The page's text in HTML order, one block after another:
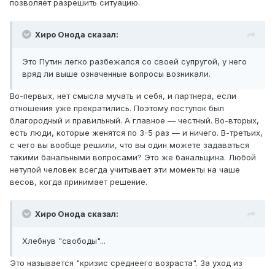
позволяет разрешить ситуацию.
Хиро Онода сказал:
Это Путин легко разбежался со своей супругой, у него
вряд ли выше означенные вопросы возникали.
Во-первых, нет смысла мучать и себя, и партнера, если
отношения уже прекратились. Поэтому поступок был
благородный и правильный. А главное — честный. Во-вторых,
есть люди, которые женятся по 3-5 раз — и ничего. В-третьих,
с чего вы вообще решили, что вы один можете задаваться
такими банальными вопросами? Это же банальщина. Любой
нетупой человек всегда учитывает эти моменты на чаше
весов, когда принимает решение.
Хиро Онода сказал:
Хлебнув "свободы"...
Это называется "кризис среднеего возраста". За уход из